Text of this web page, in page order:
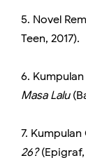
5. Novel
Teen, 2017).
6.
Masa Lalu
7.
26?(Epigraf,